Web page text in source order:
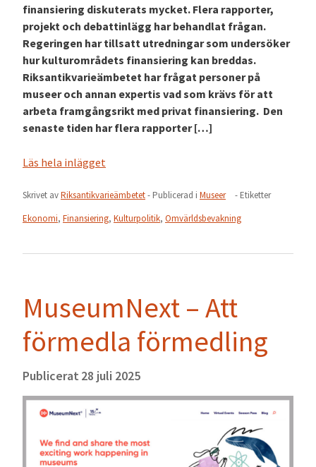
finansiering diskuterats mycket. Flera rapporter,
projekt och debattinlägg har behandlat frågan.
Regeringen har tillsatt utredningar som undersöker
hur kulturområdets finansiering kan breddas.
Riksantikvarieämbetet har frågat personer på
museer och annan expertis vad som krävs för att
arbeta framgångsrikt med privat finansiering. Den
senaste tiden har flera rapporter […]
Läs hela inlägget
Skrivet avRiksantikvarieämbetet- Publicerad i Museer
- Etiketter
Ekonomi, Finansiering, Kulturpolitik, Omvärldsbevakning
MuseumNext – Att
förmedla förmedling
Publicerat 28 juli 2025